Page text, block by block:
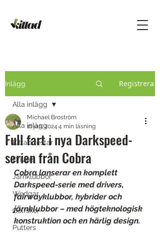
Inlägg Registrera
Alla inlägg
Kittad testar
Drivers
Järnklubbor
Wedgar
Golfskor
Putters
Alla inlägg
Full fart i nya Darkspeed-
serien från Cobra
Michael Broström
11 jan. 2024 4 min läsning
Cobra lanserar en komplett
Darkspeed-serie med drivers,
fairwayklubbor, hybrider och
järnklubbor – med högteknologisk
konstruktion och en härlig design.